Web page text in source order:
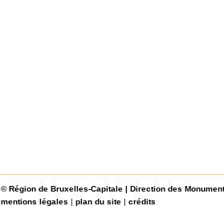
©Région de Bruxelles-Capitale | Direction des
mentions légales | plan du site | crédits